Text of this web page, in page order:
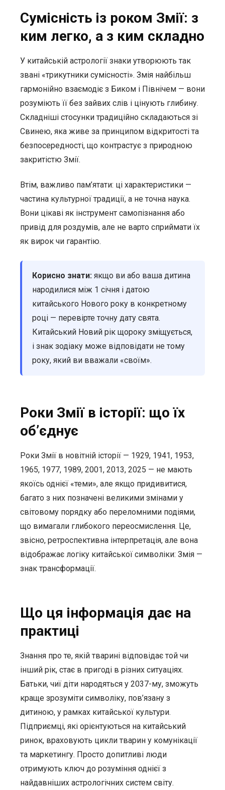
Сумісність із роком Змії: з
ким легко, а з ким складно
У китайській астрології знаки утворюють так
звані «трикутники сумісності». Змія найбільш
гармонійно взаємодіє з Биком і Північем — вони
розуміють її без зайвих слів і цінують глибину.
Складніші стосунки традиційно складаються зі
Свинею, яка живе за принципом відкритості та
безпосередності, що контрастує з природною
закритістю Змії.
Втім, важливо пам’ятати: ці характеристики —
частина культурної традиції, а не точна наука.
Вони цікаві як інструмент самопізнання або
привід для роздумів, але не варто сприймати їх
як вирок чи гарантію.
Корисно знати: якщо ви або ваша дитина
народилися між 1 січня і датою
китайського Нового року в конкретному
році — перевірте точну дату свята.
Китайський Новий рік щороку зміщується,
і знак зодіаку може відповідати не тому
року, який ви вважали «своїм».
Роки Змії в історії: що їх
об’єднує
Роки Змії в новітній історії — 1929, 1941, 1953,
1965, 1977, 1989, 2001, 2013, 2025 — не мають
якоїсь однієї «теми», але якщо придивитися,
багато з них позначені великими змінами у
світовому порядку або переломними подіями,
що вимагали глибокого переосмислення. Це,
звісно, ретроспективна інтерпретація, але вона
відображає логіку китайської символіки: Змія —
знак трансформації.
Що ця інформація дає на
практиці
Знання про те, якій тварині відповідає той чи
інший рік, стає в пригоді в різних ситуаціях.
Батьки, чиї діти народяться у 2037-му, зможуть
краще зрозуміти символіку, пов’язану з
дитиною, у рамках китайської культури.
Підприємці, які орієнтуються на китайський
ринок, враховують цикли тварин у комунікації
та маркетингу. Просто допитливі люди
отримують ключ до розуміння однієї з
найдавніших астрологічних систем світу.